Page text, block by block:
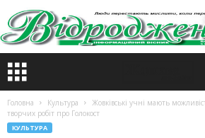
Головна Культура
Жовківські учні мають
творчих робіт про Голокост
КУЛЬТУРА